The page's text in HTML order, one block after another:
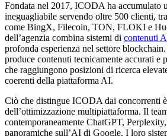
Fondata nel 2017, ICODA ha accumulato
ineguagliabile servendo oltre 500 clienti,
come BingX, Filecoin, TON, FLOKI e
dell’agenzia combina sistemi di contenuti
profonda esperienza nel settore
produce contenuti tecnicamente accurati e
che raggiungono posizioni di ricerca
coerenti della piattaforma AI.
Ciò che distingue ICODA dai concorrenti
dell’ottimizzazione multipiattaforma. Il
contemporaneamente ChatGPT,
panoramiche sull’AI di Google. I loro